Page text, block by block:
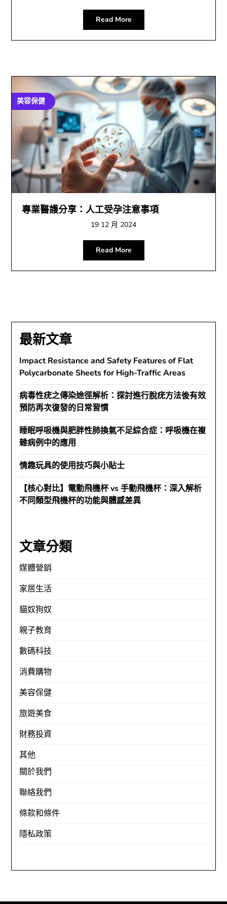
Read More
美容保健
專業醫護分享：人工受孕注意事項
19 12 月 2024
Read More
最新文章
Impact Resistance and Safety Features of Flat
Polycarbonate Sheets for High-Traffic Areas
病毒性疣之傳染途徑解析：探討進行脫疣方法後有效
預防再次復發的日常習慣
睡眠呼吸機與肥胖性肺換氣不足綜合症：呼吸機在複
雜病例中的應用
情趣玩具的使用技巧與小貼士
【核心對比】電動飛機杯 vs 手動飛機杯：深入解析
不同類型飛機杯的功能與體感差異
文章分類
媒體營銷
家居生活
貓奴狗奴
親子教育
數碼科技
消費購物
美容保健
旅遊美食
財務投資
其他
關於我們
聯絡我們
條款和條件
隱私政策